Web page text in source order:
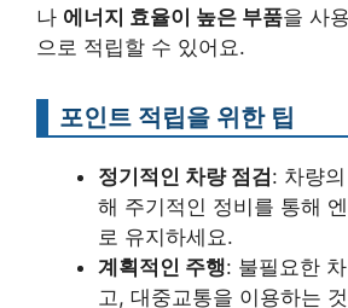
나 에너지 효율이 높은 부품을 사
으로 적립할 수 있어요.
포인트 적립을 위한 팁
정기적인 차량 점검: 차량
해 주기적인 정비를 통해
로 유지하세요.
계획적인 주행: 불필요한
고, 대중교통을 이용하는